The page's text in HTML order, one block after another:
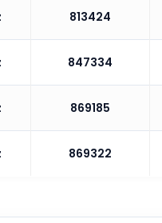
813424
847334
869185
869322